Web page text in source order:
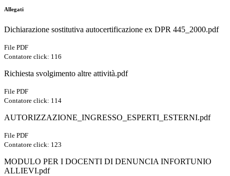
Allegati
Dichiarazione sostitutiva autocertificazione ex DPR 445_2000.pdf
File PDF
Contatore click: 116
Richiesta svolgimento altre attività.pdf
File PDF
Contatore click: 114
AUTORIZZAZIONE_INGRESSO_ESPERTI_ESTERNI.pdf
File PDF
Contatore click: 123
MODULO PER I DOCENTI DI DENUNCIA INFORTUNIO
ALLIEVI.pdf